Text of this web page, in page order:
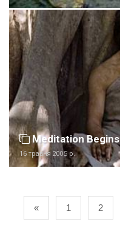
Meditation Begins
16 травня 2005 р.
« 1 2